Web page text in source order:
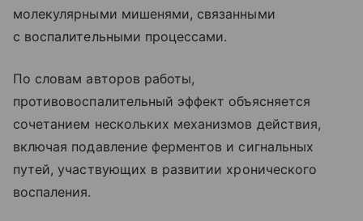
молекулярными мишенями, связанными
с воспалительными процессами.
По словам авторов работы,
противовоспалительный эффект объясняется
сочетанием нескольких механизмов действия,
включая подавление ферментов и сигнальных
путей, участвующих в развитии хронического
воспаления.